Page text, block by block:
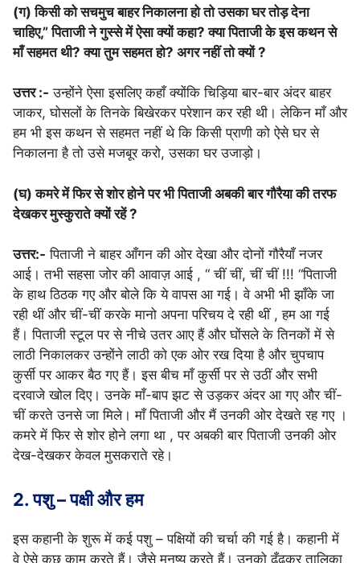
(ग) किसी को सचमुच बाहर निकालना हो तो उसका घर तोड़ देना
चाहिए,” पिताजी ने गुस्से में ऐसा क्यों कहा? क्या पिताजी के इस कथन से
माँ सहमत थी? क्या तुम सहमत हो? अगर नहीं तो क्यों ?
उत्तर :- उन्होंने ऐसा इसलिए कहाँ क्योंकि चिड़िया बार-बार अंदर बाहर
जाकर, घोसलों के तिनके बिखेरकर परेशान कर रही थी। लेकिन माँ और
हम भी इस कथन से सहमत नहीं थे कि किसी प्राणी को ऐसे घर से
निकालना है तो उसे मजबूर करो, उसका घर उजाड़ो।
(घ) कमरे में फिर से शोर होने पर भी पिताजी अबकी बार गौरैया की तरफ
देखकर मुस्कुराते क्यों रहें ?
उत्तर:- पिताजी ने बाहर आँगन की ओर देखा और दोनों गौरैयाँ नजर
आई। तभी सहसा जोर की आवाज़ आई , “ चीं चीं, चीं चीं !!! “पिताजी
के हाथ ठिठक गए और बोले कि ये वापस आ गई। वे अभी भी झाँके जा
रही थीं और चीं-चीं करके मानो अपना परिचय दे रही थीं , हम आ गई
हैं। पिताजी स्टूल पर से नीचे उतर आए हैं और घोंसले के तिनकों में से
लाठी निकालकर उन्होंने लाठी को एक ओर रख दिया है और चुपचाप
कुर्सी पर आकर बैठ गए हैं। इस बीच माँ कुर्सी पर से उठीं और सभी
दरवाजे खोल दिए। उनके माँ-बाप झट से उड़कर अंदर आ गए और चीं-
चीं करते उनसे जा मिले। माँ पिताजी और मैं उनकी ओर देखते रह गए ।
कमरे में फिर से शोर होने लगा था , पर अबकी बार पिताजी उनकी ओर
देख-देखकर केवल मुसकराते रहे।
2. पशु – पक्षी और हम
इस कहानी के शुरू में कई पशु – पक्षियों की चर्चा की गई है। कहानी में
वे ऐसे कुछ काम करते हैं। जैसे मनुष्य करते हैं। उनको ढूँढ़कर तालिका